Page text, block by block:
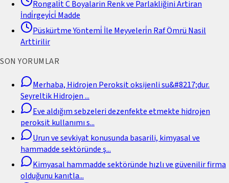
Rongali̇t C Boyalarin Renk ve Parlakliğini Artiran
İndi̇rgeyi̇ci̇ Madde
Püskürtme Yöntemi̇ İle Meyveleri̇n Raf Ömrü Nasil
Arttirilir
SON YORUMLAR
Merhaba, Hidrojen Peroksit oksijenli su&#8217;dur.
Seyreltik Hidrojen...
Eve aldığım sebzeleri dezenfekte etmekte hidrojen
peroksit kullanımı s...
Urun ve sevkiyat konusunda basarili, kimyasal ve
hammadde sektöründe ş...
Kimyasal hammadde sektöründe hızlı ve güvenilir firma
olduğunu kanıtla...